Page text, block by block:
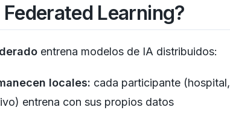
Federated Learning?
entrena modelos de IA distribuidos:
locales: cada participante (hospital,
entrena con sus propios datos